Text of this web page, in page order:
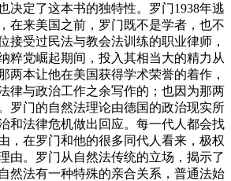
决定了这本书的独特性。罗门1938年逃
在来美国之前，罗门既不是学者，也不
接受过民法与教会法训练的职业律师，
粹党崛起期间，投入其相当大的精力从
两本让他在美国获得学术荣誉的着作，
律与政治工作之余写作的；也因为那两
罗门的自然法理论由德国的政治现实所
和法律危机做出回应。每一代人都会找
，在罗门和他的很多同代人看来，极权
由。罗门从自然法传统的立场，揭示了
然法有一种特殊的亲合关系，普通法始